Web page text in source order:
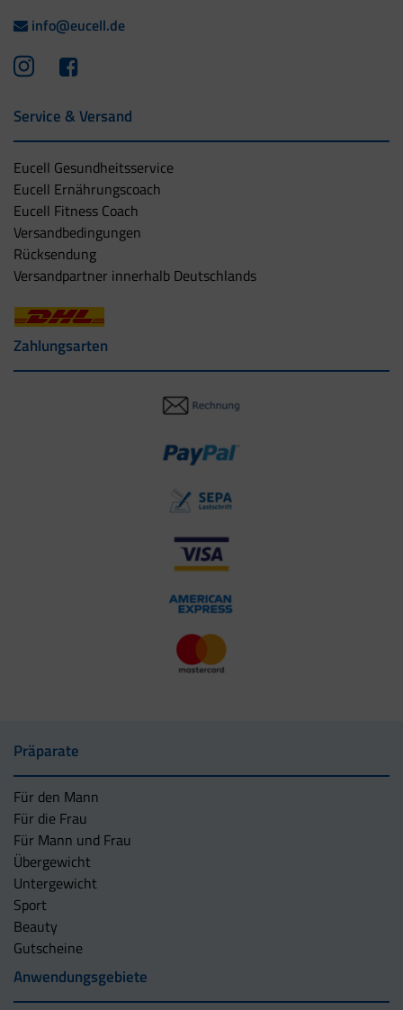
info@eucell.de
Service & Versand
Eucell Gesundheitsservice
Eucell Ernährungscoach
Eucell Fitness Coach
Versandbedingungen
Rücksendung
Versandpartner innerhalb Deutschlands
Zahlungsarten
Präparate
Für den Mann
Für die Frau
Für Mann und Frau
Übergewicht
Untergewicht
Sport
Beauty
Gutscheine
Anwendungsgebiete